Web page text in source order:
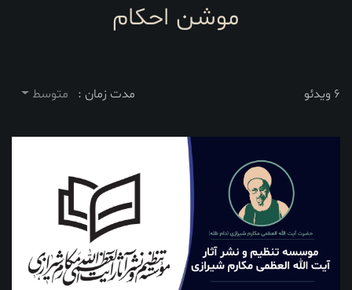
موشن احکام
6 ویدئو مدت زمان : متوسط